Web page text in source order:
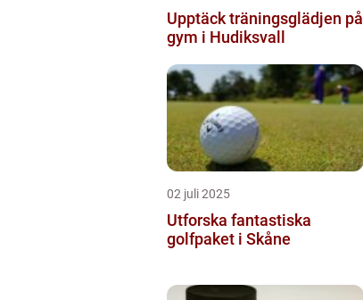
Upptäck träningsglädjen på
gym i Hudiksvall
02 juli 2025
Utforska fantastiska
golfpaket i Skåne